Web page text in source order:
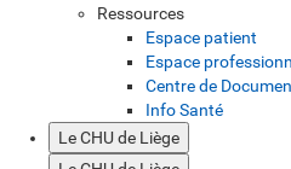
Ressources
Espace patient
Espace
Centre de
Info Santé
Le CHU de Liège